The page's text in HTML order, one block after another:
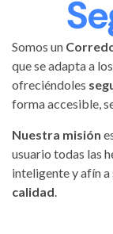
Somos un
que se adapta a
ofreciéndoles
forma accesible,
Nuestra misión
usuario todas las
inteligente y afín a
calidad